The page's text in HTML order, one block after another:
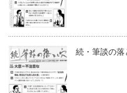
続・筆談の